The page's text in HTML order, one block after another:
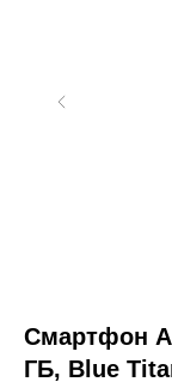
Смартфон
ГБ, Blue